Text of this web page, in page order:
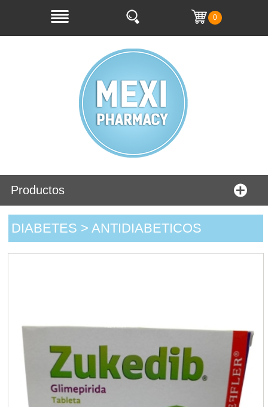
0
Productos
DIABETES > ANTIDIABETICOS